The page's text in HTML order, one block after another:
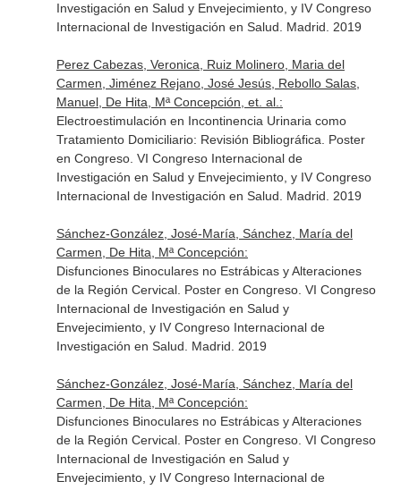
Investigación en Salud y Envejecimiento, y IV Congreso
Internacional de Investigación en Salud. Madrid. 2019
Perez Cabezas, Veronica, Ruiz Molinero, Maria del
Carmen, Jiménez Rejano, José Jesús, Rebollo Salas,
Manuel, De Hita, Mª Concepción, et. al.:
Electroestimulación en Incontinencia Urinaria como
Tratamiento Domiciliario: Revisión Bibliográfica. Poster
en Congreso. VI Congreso Internacional de
Investigación en Salud y Envejecimiento, y IV Congreso
Internacional de Investigación en Salud. Madrid. 2019
Sánchez-González, José-María, Sánchez, María del
Carmen, De Hita, Mª Concepción:
Disfunciones Binoculares no Estrábicas y Alteraciones
de la Región Cervical. Poster en Congreso. VI Congreso
Internacional de Investigación en Salud y
Envejecimiento, y IV Congreso Internacional de
Investigación en Salud. Madrid. 2019
Sánchez-González, José-María, Sánchez, María del
Carmen, De Hita, Mª Concepción:
Disfunciones Binoculares no Estrábicas y Alteraciones
de la Región Cervical. Poster en Congreso. VI Congreso
Internacional de Investigación en Salud y
Envejecimiento, y IV Congreso Internacional de